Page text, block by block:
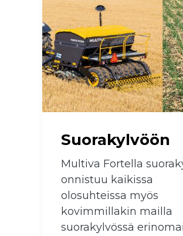
Suorakylvöön
Multiva Fortella
onnistuu kaikissa
olosuhteissa myös
kovimmillakin mailla
suorakylvössä